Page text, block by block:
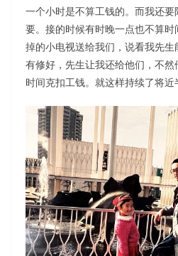
一个小时是不算工钱的。而我还
要。接的时候有时晚一点也不算
掉的小电视送给我们，说看我先
有修好，先生让我还给他们，不
时间克扣工钱。就这样持续了将近